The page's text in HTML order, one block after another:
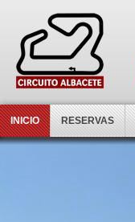
INICIO RESERVAS